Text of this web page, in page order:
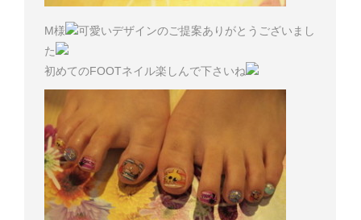
M様
可愛いデザインのご提案ありがとうございまし
た
初めてのFOOTネイル楽しんで下さいね